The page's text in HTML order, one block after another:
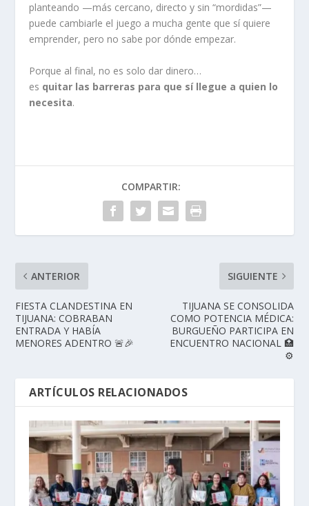
planteando —más cercano, directo y sin “mordidas”—
puede cambiarle el juego a mucha gente que sí quiere
emprender, pero no sabe por dónde empezar.
Porque al final, no es solo dar dinero…
es quitar las barreras para que sí llegue a quien lo
necesita.
COMPARTIR:
ANTERIOR
FIESTA CLANDESTINA EN
TIJUANA: COBRABAN
ENTRADA Y HABÍA
MENORES ADENTRO 🚨🎉
SIGUIENTE
TIJUANA SE CONSOLIDA
COMO POTENCIA MÉDICA:
BURGUEÑO PARTICIPA EN
ENCUENTRO NACIONAL 🏥
⚙️
ARTÍCULOS RELACIONADOS